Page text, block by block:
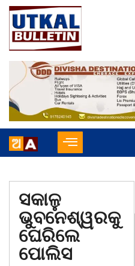
ସକାଳୁ
ଭୁବନେଶ୍ୱରକୁ
ଘେରିଲେ
ପୋଲିସ